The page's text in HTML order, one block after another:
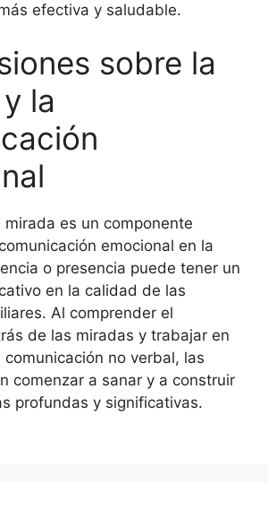
efectiva y saludable.
sobre la
la
mirada es un componente
emocional en la
o presencia puede tener un
en la calidad de las
Al comprender el
de las miradas y trabajar en
no verbal, las
comenzar a sanar y a construir
profundas y significativas.